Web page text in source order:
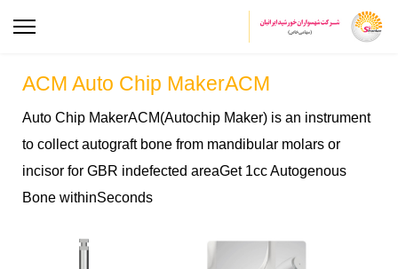
ACM Auto Chip MakerACM
Auto Chip MakerACM(Autochip Maker) is an instrument
to collect autograft bone from mandibular molars or
incisor for GBR indefected areaGet 1cc Autogenous
Bone withinSeconds